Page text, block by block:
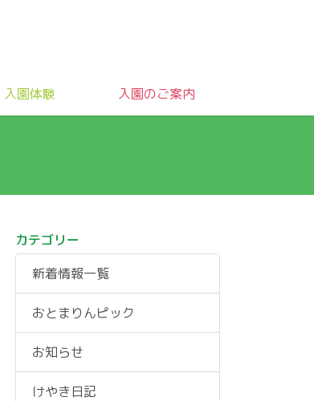
入園体験 入園のご案内
カテゴリー
新着情報一覧
おとまりんピック
お知らせ
けやき日記